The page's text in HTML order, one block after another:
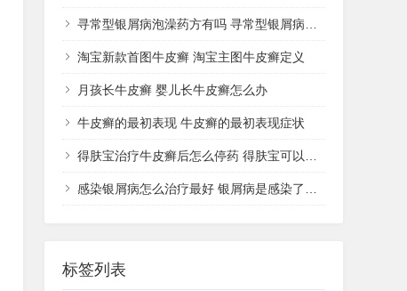
寻常型银屑病泡澡药方有吗 寻常型银屑病用什么药洗
淘宝新款首图牛皮癣 淘宝主图牛皮癣定义
月孩长牛皮癣 婴儿长牛皮癣怎么办
牛皮癣的最初表现 牛皮癣的最初表现症状
得肤宝治疗牛皮癣后怎么停药 得肤宝可以治疗湿疹吗
感染银屑病怎么治疗最好 银屑病是感染了什么病菌
标签列表